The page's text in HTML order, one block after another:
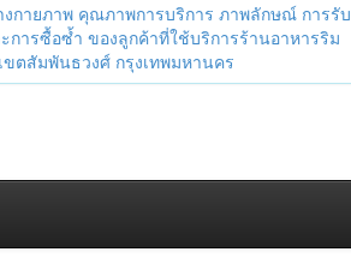
กายภาพ คุณภาพการบริการ ภาพลักษณ์ การรับ
การซื้อซ้ำ ของลูกค้าที่ใช้บริการร้านอาหารริม
ตสัมพันธวงศ์ กรุงเทพมหานคร